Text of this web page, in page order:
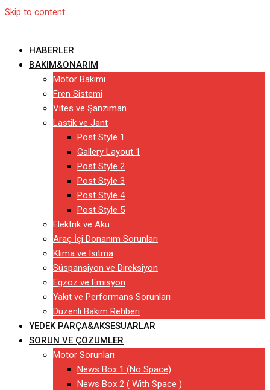
Skip to content
HABERLER
BAKIM&ONARIM
Motor Bakımı
Fren Sistemi
Vites ve Şanzıman
Lastik ve Jant
Post Style 1
Gallery Layout 1
Post Style 2
Post Style 3
Post Style 4
Post Style 5
Elektrik ve Akü
Araç İçi Donanım Sorunları
Klima ve Isıtma
Süspansiyon ve Direksiyon
Egzoz ve Emisyon
Yakıt ve Performans Sorunları
Düzenli Bakım Rehberi
YEDEK PARÇA&AKSESUARLAR
SORUN VE ÇÖZÜMLER
Motor Sorunları
News Box 1 (No Space)
News Box 2 ( With Space )